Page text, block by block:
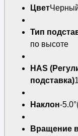
Цвет
Тип
по высоте
HAS
подставка)
Наклон-
Вращение